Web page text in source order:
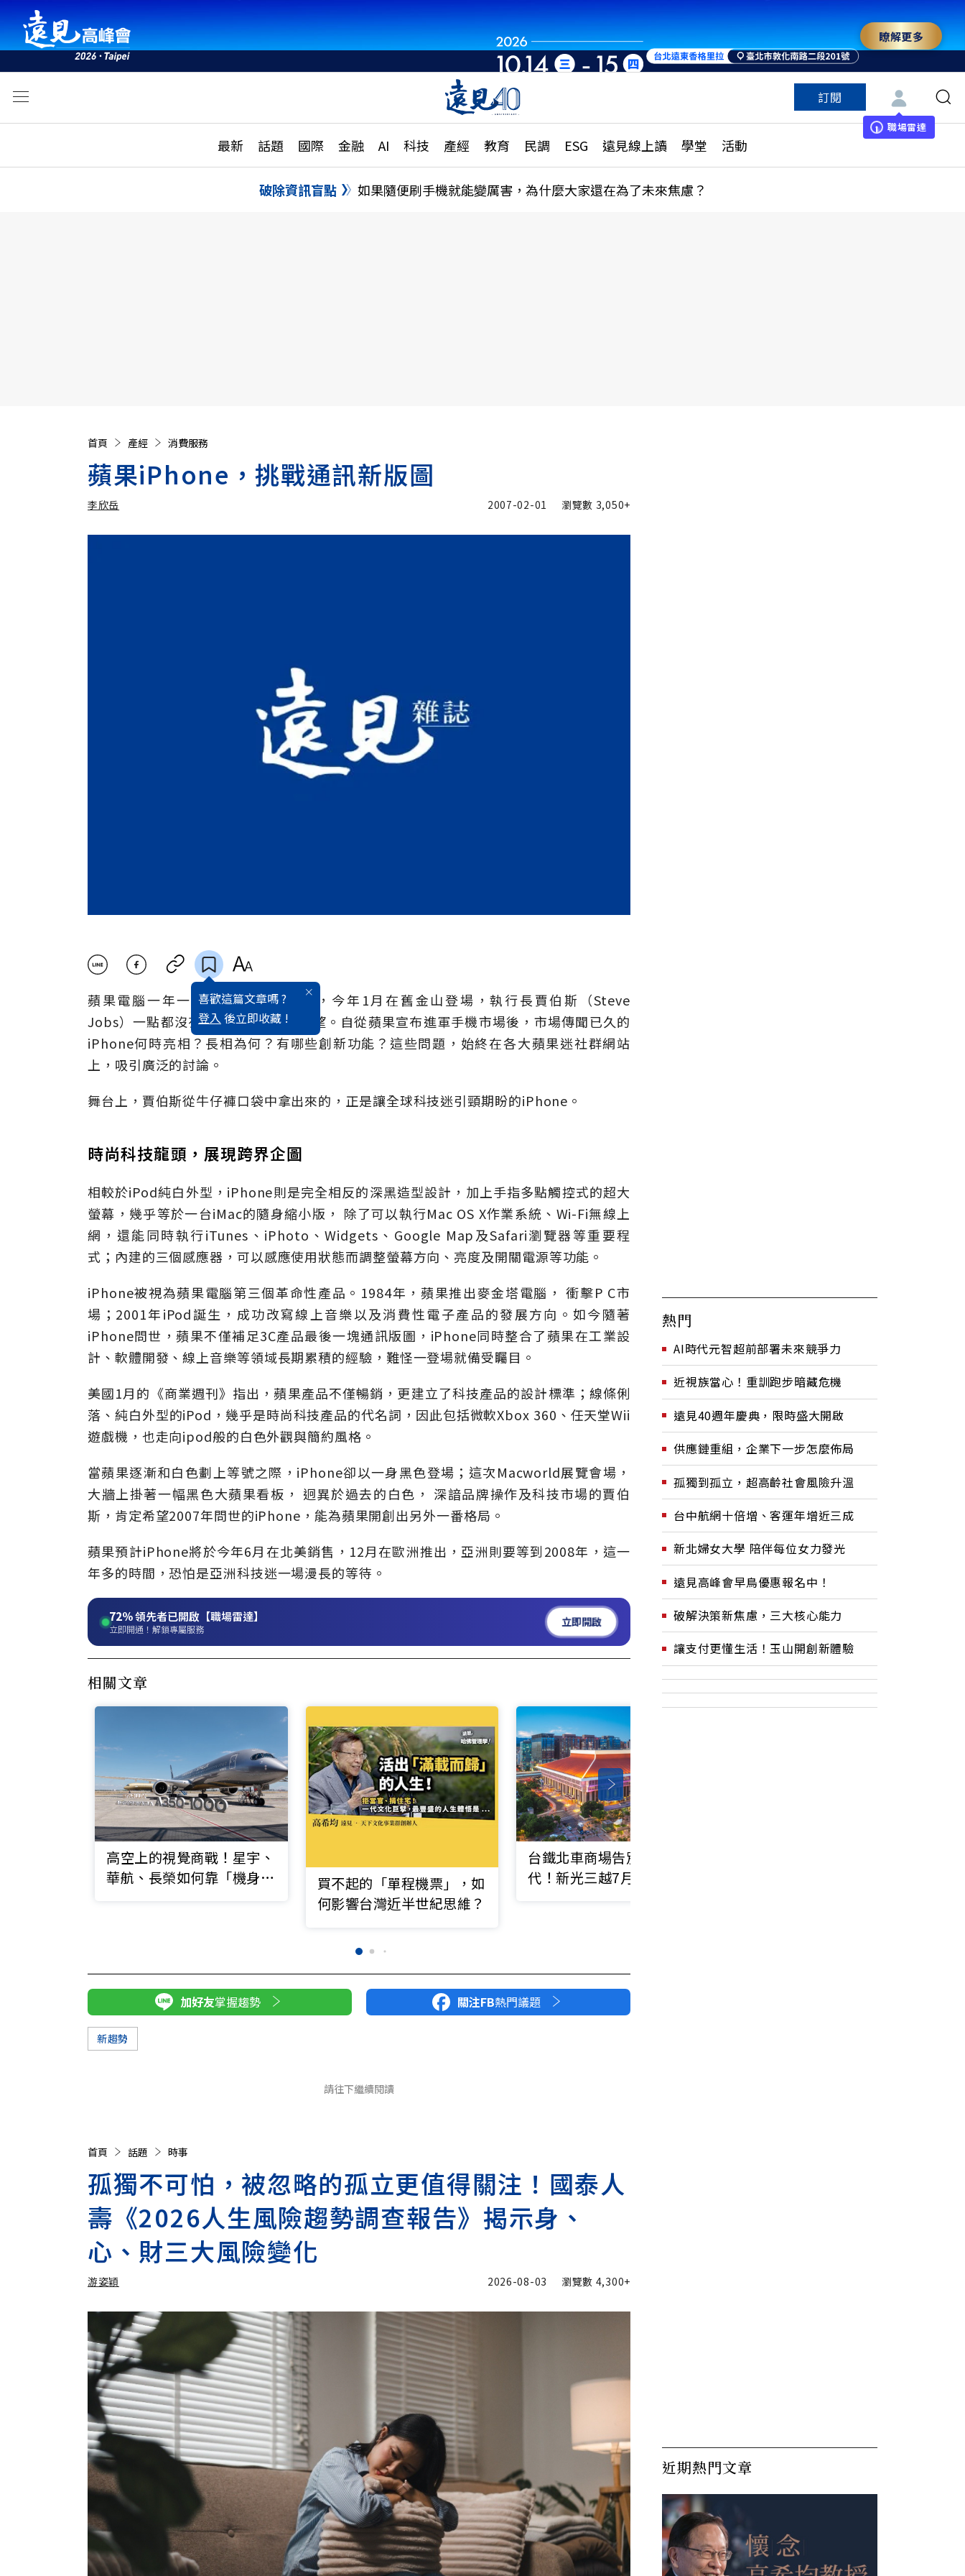
瞭解更多
訂閱
職場雷達
最新 話題 國際 金融 AI 科技 產經 教育 民調 ESG 遠見線上讀 學堂 活動
活動
話題
國際
特輯
大學升學、職涯攻略
縣市施政調查全解析
更多訂閱方案
特色頻道
破除資訊盲點 如果隨便刷手機就能變厲害，為什麼大家還在為了未來焦慮？
首頁 產經 消費服務
蘋果iPhone，挑戰通訊新版圖
李欣岳 2007-02-01 瀏覽數 3,050+
喜歡這篇文章嗎 ?
登入 後立即收藏 !
蘋果電腦一年一度的Macworld展覽，今年1月在舊金山登場，執行長賈伯斯（Steve
Jobs）一點都沒有讓全球的蘋果迷失望。自從蘋果宣布進軍手機市場後，市場傳聞已久的
iPhone何時亮相？長相為何？有哪些創新功能？這些問題，始終在各大蘋果迷社群網站
上，吸引廣泛的討論。
舞台上，賈伯斯從牛仔褲口袋中拿出來的，正是讓全球科技迷引頸期盼的iPhone。
時尚科技龍頭，展現跨界企圖
相較於iPod純白外型，iPhone則是完全相反的深黑造型設計，加上手指多點觸控式的超大
螢幕，幾乎等於一台iMac的隨身縮小版， 除了可以執行Mac OS X作業系統、Wi-Fi無線上
網，還能同時執行iTunes、iPhoto、Widgets、Google Map及Safari瀏覽器等重要程
式；內建的三個感應器，可以感應使用狀態而調整螢幕方向、亮度及開關電源等功能。
iPhone被視為蘋果電腦第三個革命性產品。1984年，蘋果推出麥金塔電腦， 衝擊P C市
場；2001年iPod誕生，成功改寫線上音樂以及消費性電子產品的發展方向。如今隨著
iPhone問世，蘋果不僅補足3C產品最後一塊通訊版圖，iPhone同時整合了蘋果在工業設
計、軟體開發、線上音樂等領域長期累積的經驗，難怪一登場就備受矚目。
美國1月的《商業週刊》指出，蘋果產品不僅暢銷，更建立了科技產品的設計標準；線條俐
落、純白外型的iPod，幾乎是時尚科技產品的代名詞，因此包括微軟Xbox 360、任天堂Wii
遊戲機，也走向ipod般的白色外觀與簡約風格。
當蘋果逐漸和白色劃上等號之際，iPhone卻以一身黑色登場；這次Macworld展覽會場，
大牆上掛著一幅黑色大蘋果看板， 迥異於過去的白色， 深諳品牌操作及科技市場的賈伯
斯，肯定希望2007年問世的iPhone，能為蘋果開創出另外一番格局。
蘋果預計iPhone將於今年6月在北美銷售，12月在歐洲推出，亞洲則要等到2008年，這一
年多的時間，恐怕是亞洲科技迷一場漫長的等待。
72%領先者已開啟【職場雷達】
立即開通！解鎖專屬服務
立即開啟
相關文章
高空上的視覺商戰！星宇、
華航、長榮如何靠「機身美
買不起的「單程機票」，如
何影響台灣近半世紀思維？
台鐵北車商場告別微風時
代！新光三越7月25日正式
加好友掌握趨勢 關注FB熱門議題
新趨勢
請往下繼續閱讀
首頁 話題 時事
孤獨不可怕，被忽略的孤立更值得關注！國泰人
壽《2026人生風險趨勢調查報告》揭示身、
心、財三大風險變化
游姿穎
游姿穎 加入追蹤
2026-08-03 瀏覽數 4,300+
熱門
AI時代元智超前部署未來競爭力
近視族當心！重訓跑步暗藏危機
遠見40週年慶典，限時盛大開啟
供應鏈重組，企業下一步怎麼佈局
孤獨到孤立，超高齡社會風險升溫
台中航網十倍增、客運年增近三成
新北婦女大學 陪伴每位女力發光
遠見高峰會早鳥優惠報名中！
破解決策新焦慮，三大核心能力
讓支付更懂生活！玉山開創新體驗
近期熱門文章